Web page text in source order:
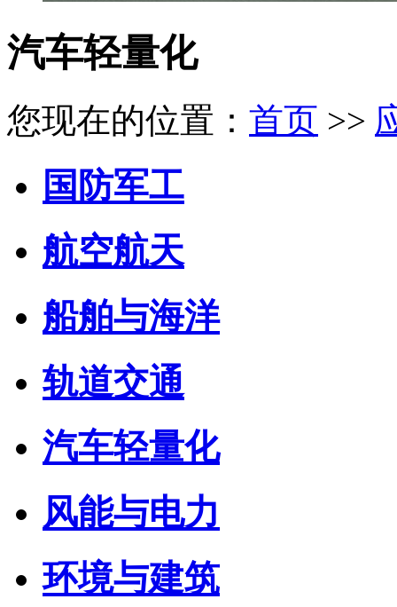
汽车轻量化
您现在的位置： 首页 >>
国防军工
航空航天
船舶与海洋
轨道交通
汽车轻量化
风能与电力
环境与建筑